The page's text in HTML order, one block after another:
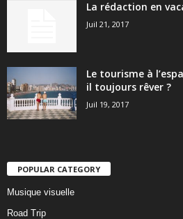
La rédaction en
Juil 21, 2017
Le tourisme à
il toujours rêver ?
Juil 19, 2017
POPULAR CATEGORY
Musique visuelle
Road Trip